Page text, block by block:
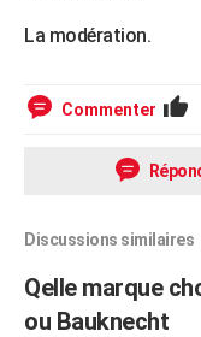
La modération.
Commenter
Discussions similaires
Qelle marque
ou Bauknecht